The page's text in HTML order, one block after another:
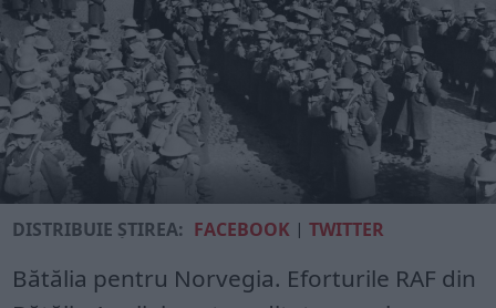
DISTRIBUIE ȘTIREA: FACEBOOK |TWITTER
Bătălia pentru Norvegia. Eforturile RAF din